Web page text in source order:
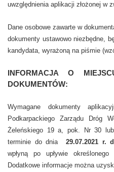
uwzględnienia aplikacji złożonej w
Dane osobowe zawarte w
dokumenty ustawowo niezbędne,
kandydata, wyrażoną na piśmie
INFORMACJA O
DOKUMENTÓW:
Wymagane dokumenty
Podkarpackiego Zarządu Dróg
Żeleńskiego 19 a, pok. Nr 30
terminie do dnia
29.07.2021 r.
wpłyną po upływie
Dodatkowe informacje można